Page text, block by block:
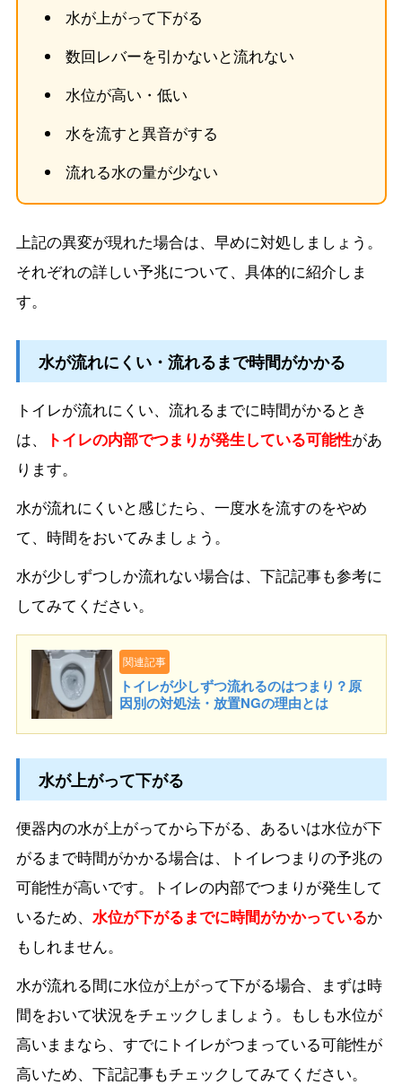
水が上がって下がる
数回レバーを引かないと流れない
水位が高い・低い
水を流すと異音がする
流れる水の量が少ない
上記の異変が現れた場合は、早めに対処しましょう。
それぞれの詳しい予兆について、具体的に紹介しま
す。
水が流れにくい・流れるまで時間がかかる
トイレが流れにくい、流れるまでに時間がかるとき
は、
トイレの内部でつまりが発生している可能性があ
ります。
水が流れにくいと感じたら、一度水を流すのをやめ
て、時間をおいてみましょう。
水が少しずつしか流れない場合は、下記記事も参考に
してみてください。
関連記事
トイレが少しずつ流れるのはつまり？原
因別の対処法・放置NGの理由とは
水が上がって下がる
便器内の水が上がってから下がる、あるいは水位が下
がるまで時間がかかる場合は、トイレつまりの予兆の
可能性が高いです。トイレの内部でつまりが発生して
いるため、 水位が下がるまでに時間がかかっているか
もしれません。
水が流れる間に水位が上がって下がる場合、まずは時
間をおいて状況をチェックしましょう。もしも水位が
高いままなら、すでにトイレがつまっている可能性が
高いため、下記記事もチェックしてみてください。